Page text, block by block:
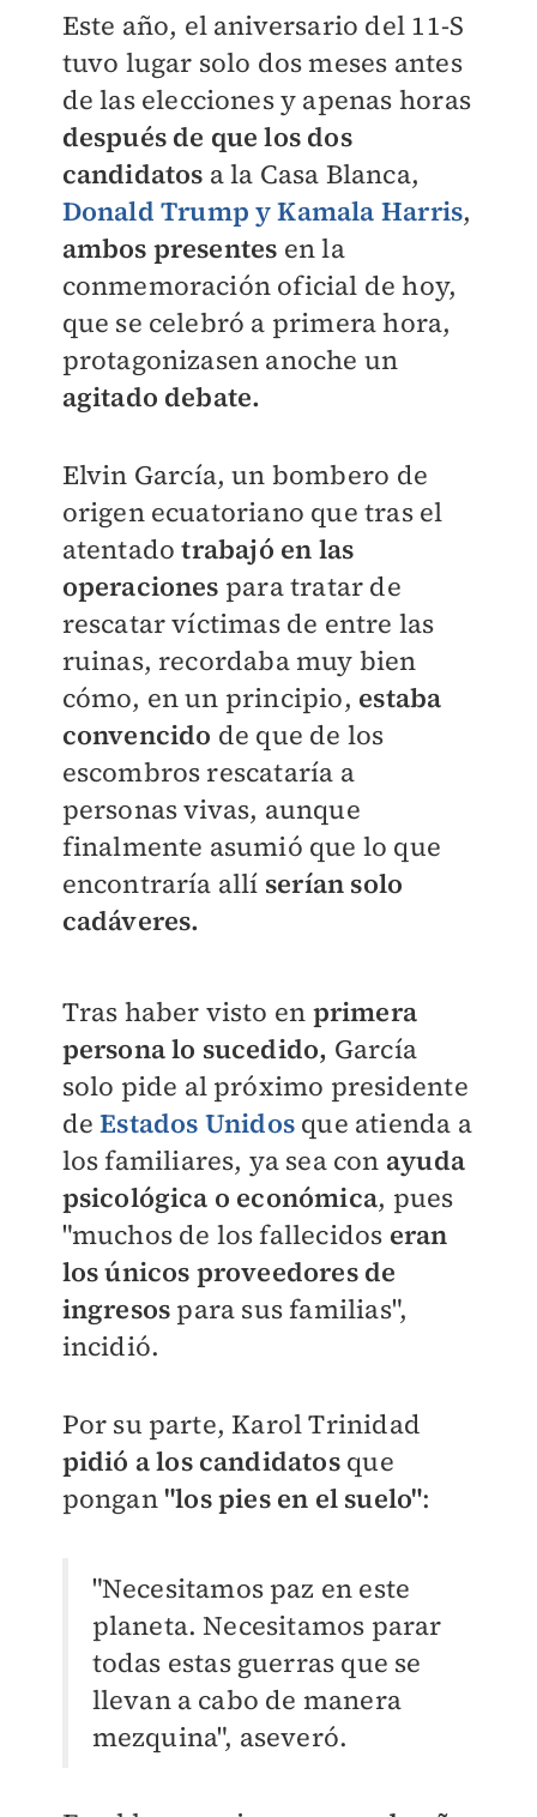
Este año, el aniversario del 11-S
tuvo lugar solo dos meses antes
de las elecciones y apenas horas
después de que los dos
candidatos a la Casa Blanca,
Donald Trump y Kamala Harris,
ambos presentes en la
conmemoración oficial de hoy,
que se celebró a primera hora,
protagonizasen anoche un
agitado debate.
Elvin García, un bombero de
origen ecuatoriano que tras el
atentado trabajó en las
operaciones para tratar de
rescatar víctimas de entre las
ruinas, recordaba muy bien
cómo, en un principio, estaba
convencido de que de los
escombros rescataría a
personas vivas, aunque
finalmente asumió que lo que
encontraría allí serían solo
cadáveres.
Tras haber visto en primera
persona lo sucedido, García
solo pide al próximo presidente
deEstados Unidosque atienda a
los familiares, ya sea con ayuda
psicológica o económica, pues
"muchos de los fallecidos eran
los únicos proveedores de
ingresos para sus familias",
incidió.
Por su parte, Karol Trinidad
pidió a los candidatosque
pongan"los pies en el suelo":
"Necesitamos paz en este
planeta. Necesitamos parar
todas estas guerras que se
llevan a cabo de manera
mezquina", aseveró.